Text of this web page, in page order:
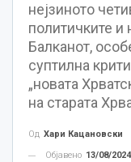
нејзиното
политичките
Балканот,
суптилна
„новата
на старата
Од Хари Кацановски
Објавено 13/08/